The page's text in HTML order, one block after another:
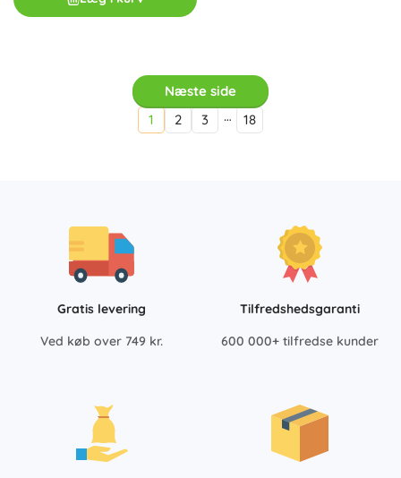
Næste side
1
2 3 … 18
Gratis levering
Ved køb over 749 kr.
Tilfredshedsgaranti
600 000+ tilfredse kunder